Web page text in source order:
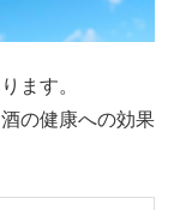
ます。
の健康への効果